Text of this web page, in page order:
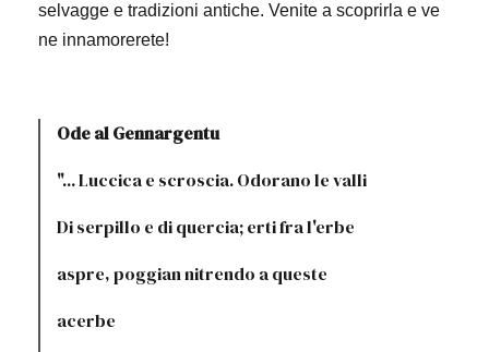
selvagge e tradizioni antiche. Venite a scoprirla e ve
ne innamorerete!
Ode al Gennargentu
"... Luccica e scroscia. Odorano le valli
Di serpillo e di quercia; erti fra l'erbe
aspre, poggian nitrendo a queste
acerbe